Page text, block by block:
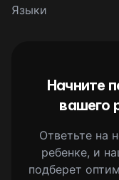
Языки
Начните
вашего
Ответьте на
ребенке, и
подберет